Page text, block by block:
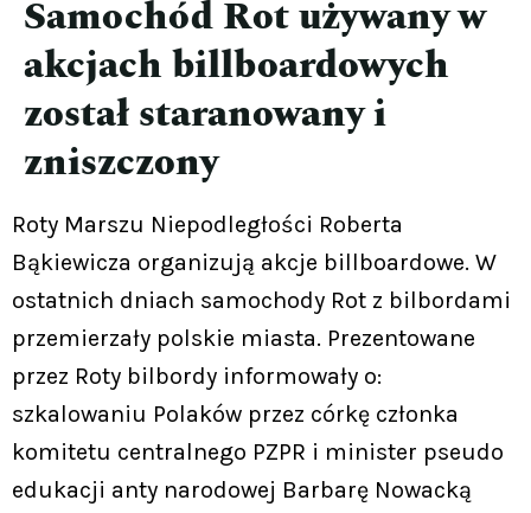
Samochód Rot używany w
akcjach billboardowych
został staranowany i
zniszczony
Roty Marszu Niepodległości Roberta
Bąkiewicza organizują akcje billboardowe. W
ostatnich dniach samochody Rot z bilbordami
przemierzały polskie miasta. Prezentowane
przez Roty bilbordy informowały o:
szkalowaniu Polaków przez córkę członka
komitetu centralnego PZPR i minister pseudo
edukacji anty narodowej Barbarę Nowacką